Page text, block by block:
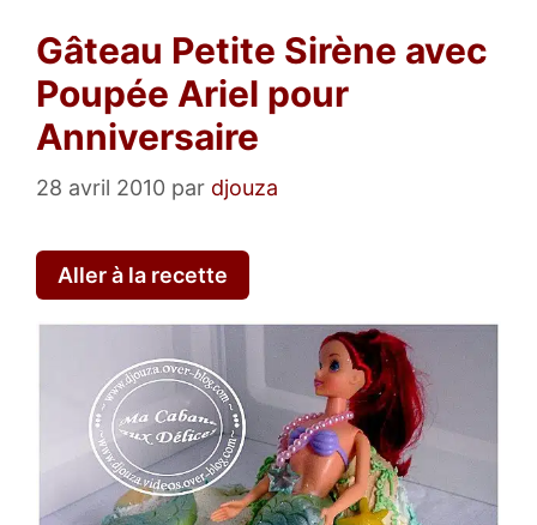
Gâteau Petite Sirène avec
Poupée Ariel pour
Anniversaire
28 avril 2010 par djouza
Aller à la recette